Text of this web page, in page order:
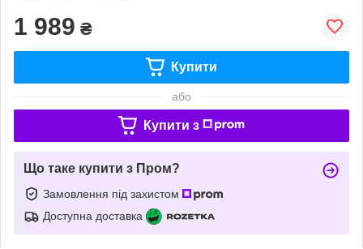
1 989 ₴
Купити
або
Купити з
Що таке купити з Пром?
Замовлення під захистом
Доступна доставка